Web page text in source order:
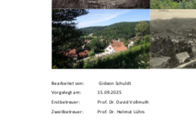
Bearbeitet von: Gideon Schuldt
Vorgelegt am: 15.09.2025
Erstbetreuer: Prof. Dr. David Vollmuth
Zweitbetreuer: Prof. Dr. Helmut L ̧hrs